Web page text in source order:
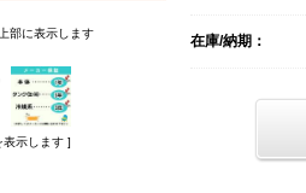
在庫/納期：
部に表示します
示します ]